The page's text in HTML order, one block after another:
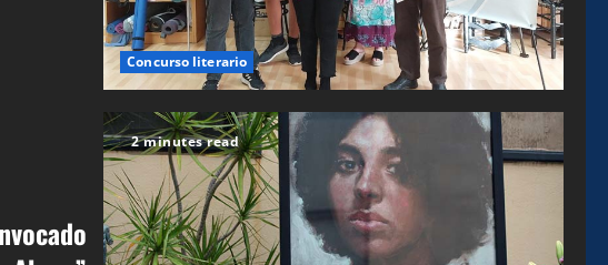
Concurso literario
2 minutes read